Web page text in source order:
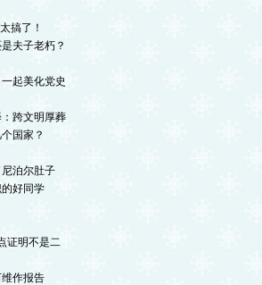
搞了！
夫子老朽？
起美化党史
跨文明厚葬
国家？
泊尔肚子
好同学
证明不是二
作报告